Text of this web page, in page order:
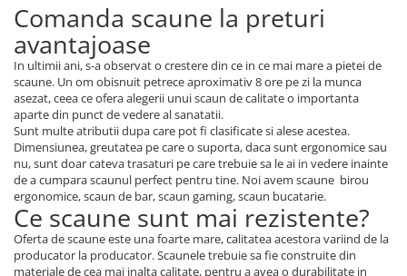
Comanda scaune la preturi
avantajoase
In ultimii ani, s-a observat o crestere din ce in ce mai mare a pietei de
scaune. Un om obisnuit petrece aproximativ 8 ore pe zi la munca
asezat, ceea ce ofera alegerii unui scaun de calitate o importanta
aparte din punct de vedere al sanatatii.
Sunt multe atributii dupa care pot fi clasificate si alese acestea.
Dimensiunea, greutatea pe care o suporta, daca sunt ergonomice sau
nu, sunt doar cateva trasaturi pe care trebuie sa le ai in vedere inainte
de a cumpara scaunul perfect pentru tine. Noi avem scaune birou
ergonomice, scaun de bar, scaun gaming, scaun bucatarie.
Ce scaune sunt mai rezistente?
Oferta de scaune este una foarte mare, calitatea acestora variind de la
producator la producator. Scaunele trebuie sa fie construite din
materiale de cea mai inalta calitate, pentru a avea o durabilitate in